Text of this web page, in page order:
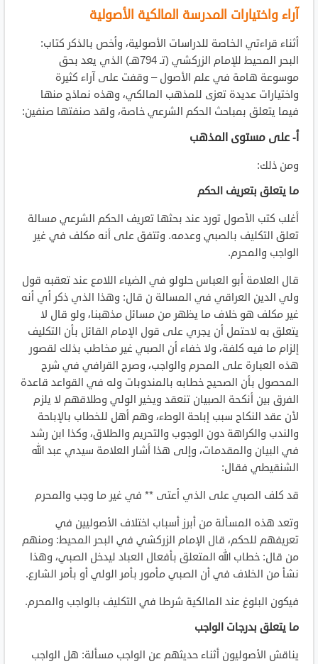
آراء واختيارات المدرسة المالكية الأصولية
أثناء قراءتي الخاصة للدراسات الأصولية، وأخص بالذكر كتاب:
البحر المحيط للإمام الزركشي (تـ 794هـ) الذي يعد بحق
موسوعة هامة في علم الأصول – وقفت على آراء كثيرة
واختيارات عديدة تعزى للمذهب المالكي، وهذه نماذج منها
فيما يتعلق بمباحث الحكم الشرعي خاصة، ولقد صنفتها صنفين:
أ- على مستوى المذهب
ومن ذلك:
ما يتعلق بتعريف الحكم
أغلب كتب الأصول تورد عند بحثها تعريف الحكم الشرعي مسالة
تعلق التكليف بالصبي وعدمه. وتتفق على أنه مكلف في غير
الواجب والمحرم.
قال العلامة أبو العباس حلولو في الضياء اللامع عند تعقبه قول
ولي الدين العراقي في المسالة ن قال: وهذا الذي ذكر أي أنه
غير مكلف هو خلاف ما يظهر من مسائل مذهبنا، ولو قال لا
يتعلق به لاحتمل أن يجري على قول الإمام القائل بأن التكليف
إلزام ما فيه كلفة، ولا خفاء أن الصبي غير مخاطب بذلك لقصور
هذه العبارة على المحرم والواجب، وصرح القرافي في شرح
المحصول بأن الصحيح خطابه بالمندوبات وله في القواعد قاعدة
الفرق بين أنكحة الصبيان تنعقد ويخير الولي وطلاقهم لا يلزم
لأن عقد النكاح سبب إباحة الوطء، وهم أهل للخطاب بالإباحة
والندب والكراهة دون الوجوب والتحريم والطلاق، وكذا ابن رشد
في البيان والمقدمات، وإلى هذا أشار العلامة سيدي عبد الله
الشنقيطي فقال:
قد كلف الصبي على الذي أعتى ** في غير ما وجب والمحرم
وتعد هذه المسألة من أبرز أسباب اختلاف الأصوليين في
تعريفهم للحكم، قال الإمام الزركشي في البحر المحيط: ومنهم
من قال: خطاب الله المتعلق بأفعال العباد ليدخل الصبي، وهذا
نشأ من الخلاف في أن الصبي مأمور بأمر الولي أو بأمر الشارع.
فيكون البلوغ عند المالكية شرطا في التكليف بالواجب والمحرم.
ما يتعلق بدرجات الواجب
يناقش الأصوليون أثناء حديثهم عن الواجب مسألة: هل الواجب